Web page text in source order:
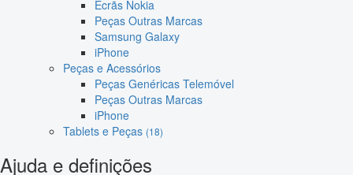
Ecrãs Nokia
Peças Outras Marcas
Samsung Galaxy
iPhone
Peças e Acessórios
Peças Genéricas Telemóvel
Peças Outras Marcas
iPhone
Tablets e Peças (18)
Ajuda e definições